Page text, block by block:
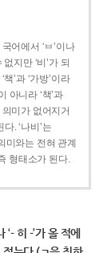
어에서 ‘ㅂ’이나
지만 ‘비’가 되
’과 ‘가방’이라
아니라 ‘책’과
미가 없어지거
. ‘나비’는
미와는 전혀 관계
형태소가 된다.
‘- 히 -’가 올 적에